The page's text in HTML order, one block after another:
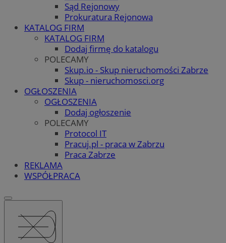
Sąd Rejonowy
Prokuratura Rejonowa
KATALOG FIRM
KATALOG FIRM
Dodaj firmę do katalogu
POLECAMY
Skup.io - Skup nieruchomości Zabrze
Skup - nieruchomosci.org
OGŁOSZENIA
OGŁOSZENIA
Dodaj ogłoszenie
POLECAMY
Protocol IT
Pracuj.pl - praca w Zabrzu
Praca Zabrze
REKLAMA
WSPÓŁPRACA